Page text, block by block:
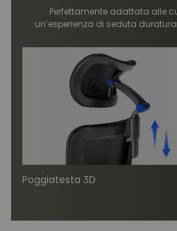
Perfettamente adattata alle
un’esperienza di seduta
Poggiatesta 3D